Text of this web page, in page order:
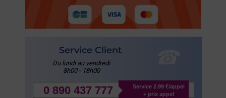
Service Client
Du lundi au vendredi
8h00 - 18h00
0 890 437 777
Service 2.99 €/appel
+ prix appel